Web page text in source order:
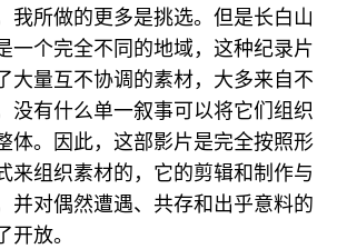
我所做的更多是挑选。但是长白山
一个完全不同的地域，这种纪录片
大量互不协调的素材，大多来自不
没有什么单一叙事可以将它们组织
体。因此，这部影片是完全按照形
来组织素材的，它的剪辑和制作与
并对偶然遭遇、共存和出乎意料的
开放。